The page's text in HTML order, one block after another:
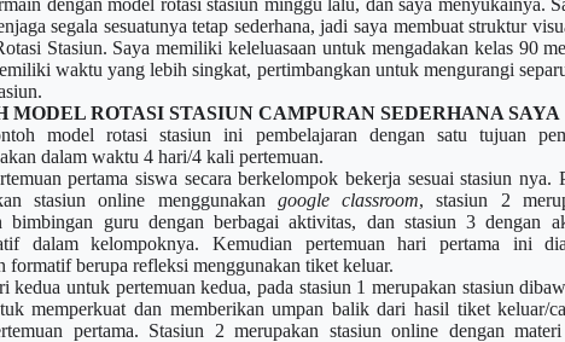
denganmodel rotasi stasiun minggu lalu, dan saya menyukainya.
segala sesuatunya tetap sederhana, jadi saya membuat struktur
Stasiun. Saya memiliki keleluasaan untuk mengadakan kelas 90
waktu yang lebih singkat, pertimbangkan untuk mengurangi
MODEL ROTASI STASIUN CAMPURAN SEDERHANA SAYA
model rotasi stasiun ini pembelajaran dengan satu tujuan
dalam waktu 4 hari/4 kali pertemuan.
pertama siswa secara berkelompok bekerja sesuai stasiun nya.
stasiun online menggunakan google classroom, stasiun 2
bimbingan guru dengan berbagai aktivitas, dan stasiun 3 dengan
dalam kelompoknya. Kemudian pertemuan hari pertama ini
formatif berupa refleksi menggunakan tiket keluar.
kedua untuk pertemuan kedua, pada stasiun 1 merupakan stasiun
memperkuat dan memberikan umpan balik dari hasil tiket keluar/
pertama. Stasiun 2 merupakan stasiun online dengan